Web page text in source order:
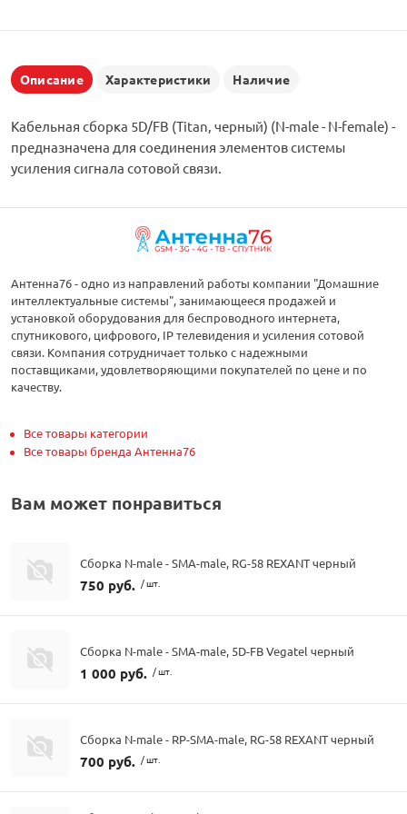
Описание Характеристики Наличие
Кабельная сборка 5D/FB (Titan, черный) (N-male - N-female) -
предназначена для соединения элементов системы
усиления сигнала сотовой связи.
Антенна76 - одно из направлений работы компании "Домашние
интеллектуальные системы", занимающееся продажей и
установкой оборудования для беспроводного интернета,
спутникового, цифрового, IP телевидения и усиления сотовой
связи. Компания сотрудничает только с надежными
поставщиками, удовлетворяющими покупателей по цене и по
качеству.
Все товары категории
Все товары бренда Антенна76
Вам может понравиться
Сборка N-male - SMA-male, RG-58 REXANT черный
750 руб. / шт.
Сборка N-male - SMA-male, 5D-FB Vegatel черный
1 000 руб. / шт.
Сборка N-male - RP-SMA-male, RG-58 REXANT черный
700 руб. / шт.